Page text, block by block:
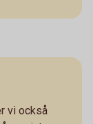
vi också